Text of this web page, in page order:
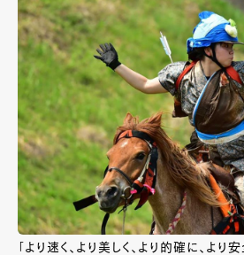
「より速く、より美しく、より的確に、よ